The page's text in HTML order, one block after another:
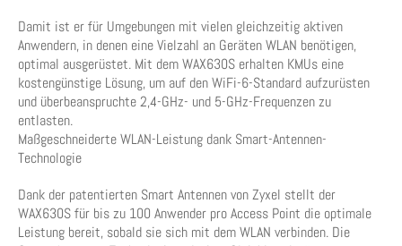
Damit ist er für Umgebungen mit vielen gleichzeitig aktiven
Anwendern, in denen eine Vielzahl an Geräten WLAN benötigen,
optimal ausgerüstet. Mit dem WAX630S erhalten KMUs eine
kostengünstige Lösung, um auf den WiFi-6-Standard aufzurüsten
und überbeanspruchte 2,4-GHz- und 5-GHz-Frequenzen zu
entlasten.
Maßgeschneiderte WLAN-Leistung dank Smart-Antennen-
Technologie
Dank der patentierten Smart Antennen von Zyxel stellt der
WAX630S für bis zu 100 Anwender pro Access Point die optimale
Leistung bereit, sobald sie sich mit dem WLAN verbinden. Die